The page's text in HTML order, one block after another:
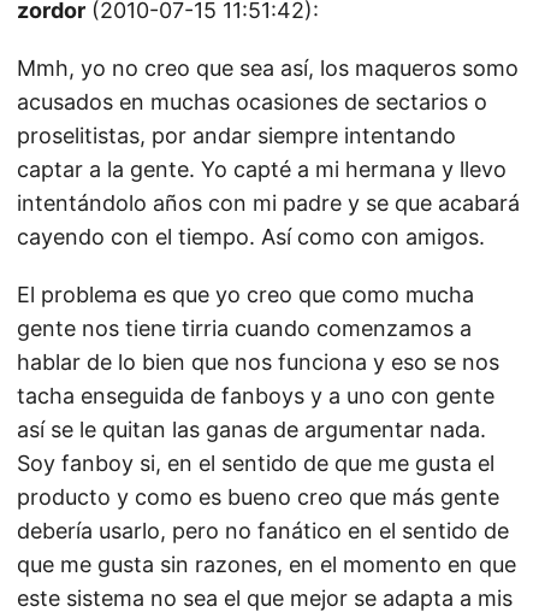
zordor (2010-07-15 11:51:42):
Mmh, yo no creo que sea así, los maqueros somo
acusados en muchas ocasiones de sectarios o
proselitistas, por andar siempre intentando
captar a la gente. Yo capté a mi hermana y llevo
intentándolo años con mi padre y se que acabará
cayendo con el tiempo. Así como con amigos.
El problema es que yo creo que como mucha
gente nos tiene tirria cuando comenzamos a
hablar de lo bien que nos funciona y eso se nos
tacha enseguida de fanboys y a uno con gente
así se le quitan las ganas de argumentar nada.
Soy fanboy si, en el sentido de que me gusta el
producto y como es bueno creo que más gente
debería usarlo, pero no fanático en el sentido de
que me gusta sin razones, en el momento en que
este sistema no sea el que mejor se adapta a mis